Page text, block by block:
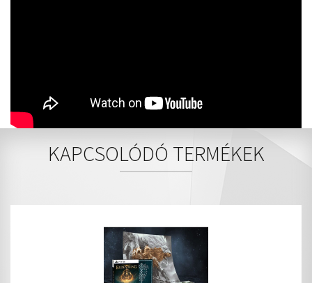
KAPCSOLÓDÓ TERMÉKEK